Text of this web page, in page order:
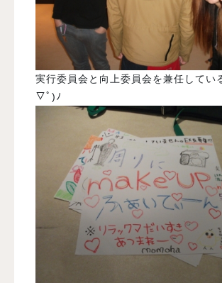
実行委員会と向上委員会を兼任してい
▽ﾟ)ﾉ